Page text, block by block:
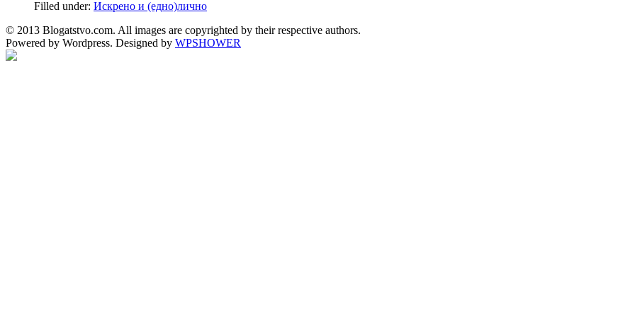
Filled under: Искрено и (едно)лично
© 2013 Blogatstvo.com. All images are copyrighted by their respective authors.
Powered by Wordpress. Designed by WPSHOWER